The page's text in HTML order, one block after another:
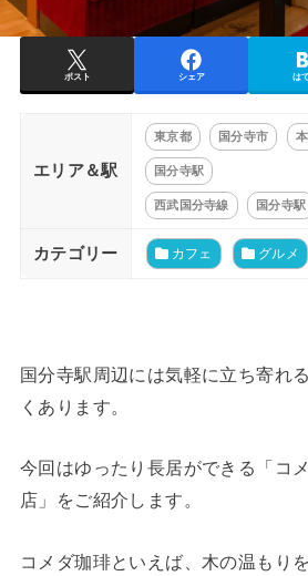
ポスト シェア は
エリア＆駅
東京都 国分寺市
国分寺駅
西武国分寺線 国分寺駅
カテゴリー カフェ グルメ
国分寺駅周辺には気軽に立ち寄れ
くあります。
今回はゆったり長居ができる「コ
店」をご紹介します。
コメダ珈琲といえば、木の温もり